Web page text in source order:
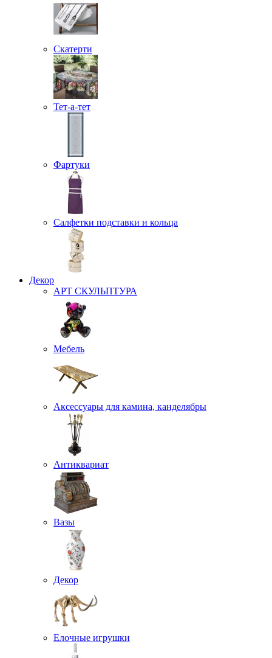
Скатерти
Тет-а-тет
Фартуки
Салфетки подставки и кольца
Декор
АРТ СКУЛЬПТУРА
Мебель
Аксессуары для камина, канделябры
Антиквариат
Вазы
Декор
Елочные игрушки